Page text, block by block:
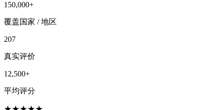
150,000+
覆盖国家 / 地区
207
真实评价
12,500+
平均评分